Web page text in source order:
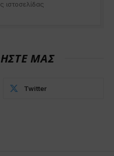
ιστοσελίδας
ΜΑΣ
Twitter